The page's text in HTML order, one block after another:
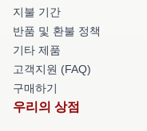
지불 기간
반품 및 환불 정책
기타 제품
고객지원 (FAQ)
구매하기
우리의 상점